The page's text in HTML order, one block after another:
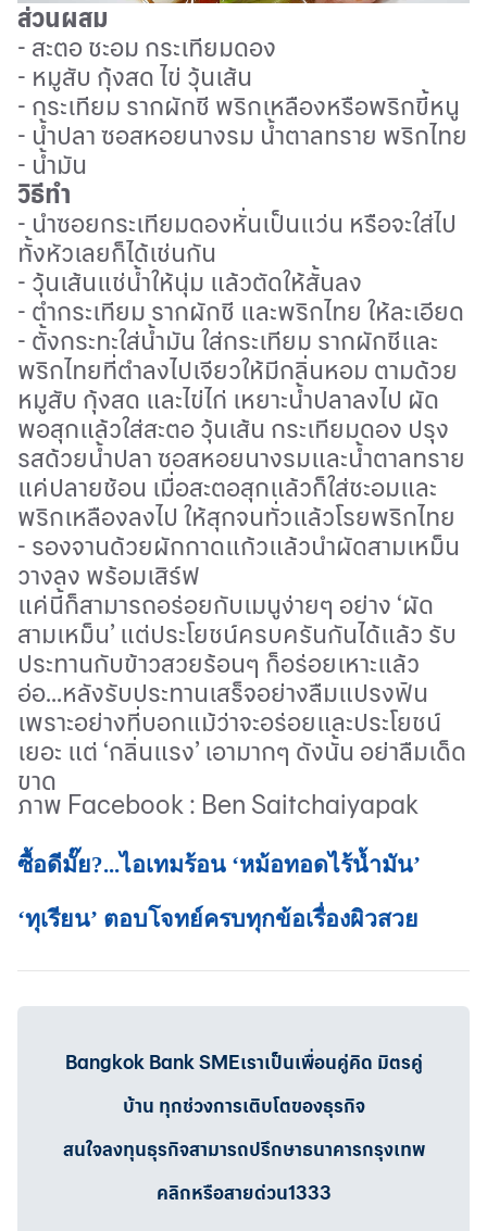
ส่วนผสม
- สะตอ ชะอม กระเทียมดอง
- หมูสับ กุ้งสด ไข่ วุ้นเส้น
- กระเทียม รากผักชี พริกเหลืองหรือพริกขี้หนู
- น้ำปลา ซอสหอยนางรม น้ำตาลทราย พริกไทย
- น้ำมัน
วิธีทำ
- นำซอยกระเทียมดองหั่นเป็นแว่น หรือจะใส่ไป
ทั้งหัวเลยก็ได้เช่นกัน
- วุ้นเส้นแช่น้ำให้นุ่ม แล้วตัดให้สั้นลง
- ตำกระเทียม รากผักชี และพริกไทย ให้ละเอียด
- ตั้งกระทะใส่น้ำมัน ใส่กระเทียม รากผักชีและ
พริกไทยที่ตำลงไปเจียวให้มีกลิ่นหอม ตามด้วย
หมูสับ กุ้งสด และไข่ไก่ เหยาะน้ำปลาลงไป ผัด
พอสุกแล้วใส่สะตอ วุ้นเส้น กระเทียมดอง ปรุง
รสด้วยน้ำปลา ซอสหอยนางรมและน้ำตาลทราย
แค่ปลายช้อน เมื่อสะตอสุกแล้วก็ใส่ชะอมและ
พริกเหลืองลงไป ให้สุกจนทั่วแล้วโรยพริกไทย
- รองจานด้วยผักกาดแก้วแล้วนำผัดสามเหม็น
วางลง พร้อมเสิร์ฟ
แค่นี้ก็สามารถอร่อยกับเมนูง่ายๆ อย่าง ‘ผัด
สามเหม็น’ แต่ประโยชน์ครบครันกันได้แล้ว รับ
ประทานกับข้าวสวยร้อนๆ ก็อร่อยเหาะแล้ว
อ่อ...หลังรับประทานเสร็จอย่างลืมแปรงฟัน
เพราะอย่างที่บอกแม้ว่าจะอร่อยและประโยชน์
เยอะ แต่ ‘กลิ่นแรง’ เอามากๆ ดังนั้น อย่าลืมเด็ด
ขาด
ภาพ Facebook : Ben Saitchaiyapak
ซื้อดีมั๊ย?...ไอเทมร้อน ‘หม้อทอดไร้น้ำมัน’
‘ทุเรียน’ ตอบโจทย์ครบทุกข้อเรื่องผิวสวย
Bangkok Bank SMEเราเป็นเพื่อนคู่คิด มิตรคู่
บ้าน ทุกช่วงการเติบโตของธุรกิจ
สนใจลงทุนธุรกิจสามารถปรึกษาธนาคารกรุงเทพ
คลิกหรือสายด่วน1333